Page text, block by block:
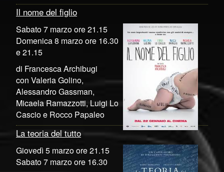
Il nome del figlio
Sabato 7 marzo ore 21.15
Domenica 8 marzo ore 16.30
e 21.15
di Francesca Archibugi
con Valeria Golino,
Alessandro Gassman,
Micaela Ramazzotti, Luigi Lo
Cascio e Rocco Papaleo
La teoria del tutto
Giovedì 5 marzo ore 21.15
Sabato 7 marzo ore 16.30